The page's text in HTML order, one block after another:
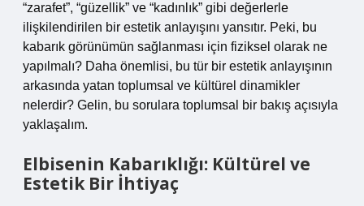
“zarafet”, “güzellik” ve “kadınlık” gibi değerlerle
ilişkilendirilen bir estetik anlayışını yansıtır. Peki, bu
kabarık görünümün sağlanması için fiziksel olarak ne
yapılmalı? Daha önemlisi, bu tür bir estetik anlayışının
arkasında yatan toplumsal ve kültürel dinamikler
nelerdir? Gelin, bu sorulara toplumsal bir bakış açısıyla
yaklaşalım.
Elbisenin Kabarıklığı: Kültürel ve
Estetik Bir İhtiyaç